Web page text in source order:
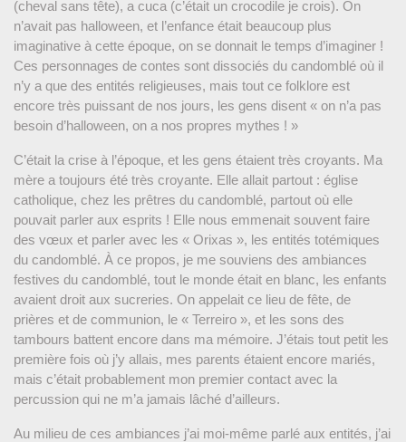
(cheval sans tête), a cuca (c’était un crocodile je crois). On
n’avait pas halloween, et l’enfance était beaucoup plus
imaginative à cette époque, on se donnait le temps d’imaginer !
Ces personnages de contes sont dissociés du candomblé où il
n’y a que des entités religieuses, mais tout ce folklore est
encore très puissant de nos jours, les gens disent « on n’a pas
besoin d’halloween, on a nos propres mythes ! »
C’était la crise à l’époque, et les gens étaient très croyants. Ma
mère a toujours été très croyante. Elle allait partout : église
catholique, chez les prêtres du candomblé, partout où elle
pouvait parler aux esprits ! Elle nous emmenait souvent faire
des vœux et parler avec les « Orixas », les entités totémiques
du candomblé. À ce propos, je me souviens des ambiances
festives du candomblé, tout le monde était en blanc, les enfants
avaient droit aux sucreries. On appelait ce lieu de fête, de
prières et de communion, le « Terreiro », et les sons des
tambours battent encore dans ma mémoire. J’étais tout petit les
première fois où j’y allais, mes parents étaient encore mariés,
mais c’était probablement mon premier contact avec la
percussion qui ne m’a jamais lâché d’ailleurs.
Au milieu de ces ambiances j’ai moi-même parlé aux entités, j’ai